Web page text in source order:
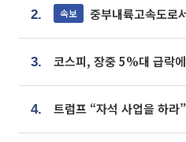
2. 속보 중부내륙고속도로
3.
4.